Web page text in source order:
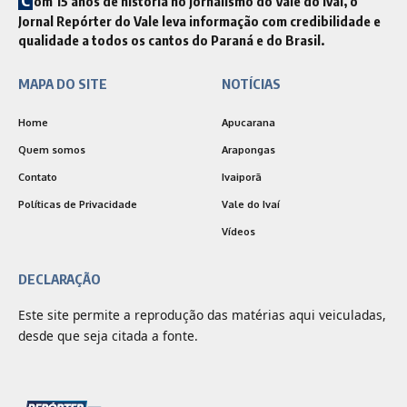
Jornal Repórter do Vale leva informação com credibilidade e
qualidade a todos os cantos do Paraná e do Brasil.
MAPA DO SITE
Home
Quem somos
Contato
Políticas de Privacidade
NOTÍCIAS
Apucarana
Arapongas
Ivaiporã
Vale do Ivaí
Vídeos
DECLARAÇÃO
Este site permite a reprodução das matérias aqui veiculadas,
desde que seja citada a fonte.